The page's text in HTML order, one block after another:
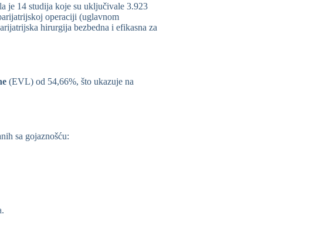
je 14 studija koje su uključivale 3.923
operaciji (uglavnom
hirurgija bezbedna i efikasna za
(EVL) od 54,66%, što ukazuje na
sa gojaznošću: